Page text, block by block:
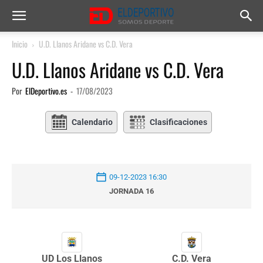
Inicio U.D. Llanos Aridane vs C.D. Vera
U.D. Llanos Aridane vs C.D. Vera
Por ElDeportivo.es - 17/08/2023
Calendario Clasificaciones
09-12-2023 16:30
JORNADA 16
UD Los Llanos C.D. Vera